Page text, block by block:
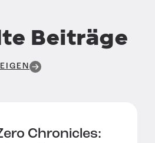
Beiträge
Chronicles: